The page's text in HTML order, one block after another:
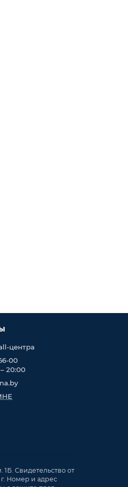
центра
00
20:00
Свидетельство от
Номер и адрес